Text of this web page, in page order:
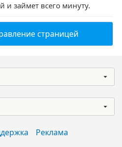
и займет всего минуту.
страницей
Реклама